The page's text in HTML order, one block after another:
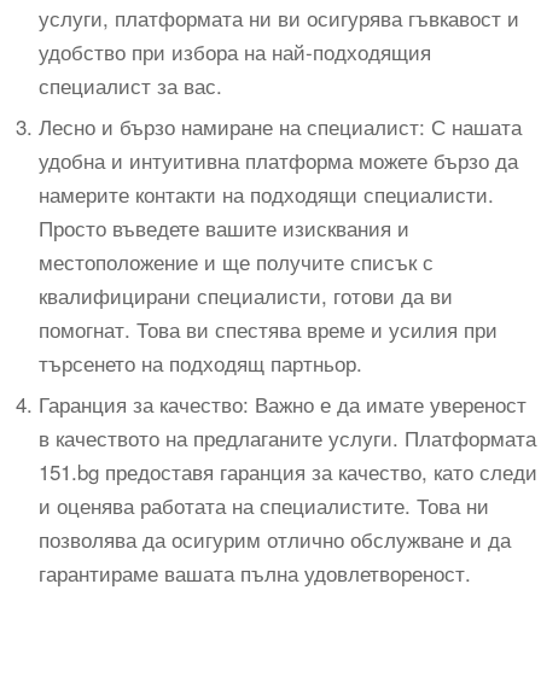
услуги, платформата ни ви осигурява гъвкавост и
удобство при избора на най-подходящия
специалист за вас.
Лесно и бързо намиране на специалист: С нашата
удобна и интуитивна платформа можете бързо да
намерите контакти на подходящи специалисти.
Просто въведете вашите изисквания и
местоположение и ще получите списък с
квалифицирани специалисти, готови да ви
помогнат. Това ви спестява време и усилия при
търсенето на подходящ партньор.
Гаранция за качество: Важно е да имате увереност
в качеството на предлаганите услуги. Платформата
151.bg предоставя гаранция за качество, като следи
и оценява работата на специалистите. Това ни
позволява да осигурим отлично обслужване и да
гарантираме вашата пълна удовлетвореност.